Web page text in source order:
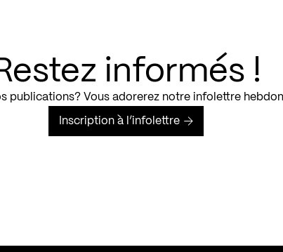
informés !
publications? Vous adorerez notre infolettre
Inscription à l’infolettre